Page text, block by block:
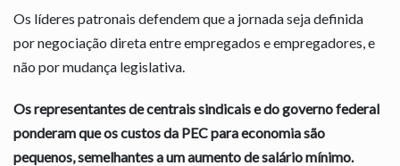
Os líderes patronais defendem que a jornada seja definida
por negociação direta entre empregados e empregadores, e
não por mudança legislativa.
Os representantes de centrais sindicais e do governo federal
ponderam que os custos da PEC para economia são
pequenos, semelhantes a um aumento de salário mínimo.